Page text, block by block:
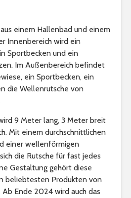
einem Hallenbad und einem
Innenbereich wird ein
Sportbecken und ein
Im Außenbereich befindet
ein Sportbecken, ein
die Wellenrutsche von
9 Meter lang, 3 Meter breit
Mit einem durchschnittlichen
einer wellenförmigen
die Rutsche für fast jedes
Gestaltung gehört diese
beliebtesten Produkten von
Ende 2024 wird auch das